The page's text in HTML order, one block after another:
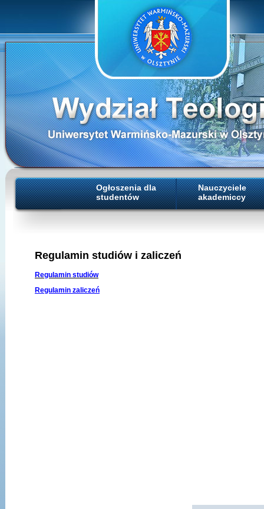
Ogłoszenia dla
studentów
Nauczyciele
akademiccy
Regulamin studiów i zaliczeń
Regulamin studiów
Regulamin zaliczeń